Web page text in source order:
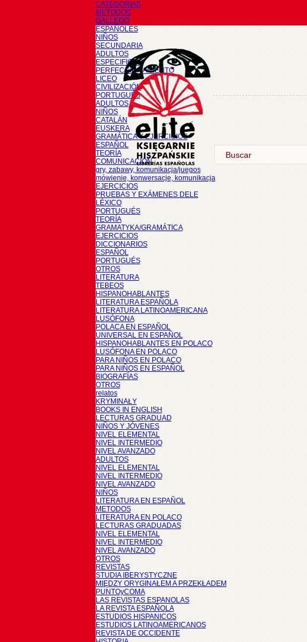
CATEGORÍAS
METODOS
GALLEGO
ESPAÑOLES
NIÑOS
SECUNDARIA
ADULTOS
ESPECIFICOS
PERFECCIONAMIENTO
LICEO
CIVILIZACIÓN
PORTUGUÉS
ADULTOS
NIÑOS
CATALÁN
EUSKERA
GRAMÁTICA Y EJERCICIOS
ESPAÑOL
TEORÍA
COMUNICACIÓN
gry, zabawy, komunikacja/juegos
mówienie, konwersacje, komunikacja
EJERCICIOS
PRUEBAS Y EXÁMENES DELE
LÉXICO
PORTUGUÉS
TEORÍA
GRAMATYKA/GRAMÁTICA
EJERCICIOS
DICCIONARIOS
ESPAÑOL
PORTUGUÉS
OTROS
LITERATURA
TEBEOS
HISPANOHABLANTES
LITERATURA ESPAÑOLA
LITERATURA LATINOAMERICANA
LUSÓFONA
POLACA EN ESPAÑOL
UNIVERSAL EN ESPAÑOL
HISPANOHABLANTES EN POLACO
LUSÓFONA EN POLACO
PARA NIÑOS EN POLACO
PARA NIÑOS EN ESPAÑOL
BIOGRAFÍAS
OTROS
relatos
KRYMINAŁY
BOOKS IN ENGLISH
LECTURAS GRADUAD
NIÑOS Y JÓVENES
NIVEL ELEMENTAL
NIVEL INTERMEDIO
NIVEL AVANZADO
ADULTOS
NIVEL ELEMENTAL
NIVEL INTERMEDIO
NIVEL AVANZADO
NIÑOS
LITERATURA EN ESPAÑOL
METODOS
LITERATURA EN POLACO
LECTURAS GRADUADAS
NIVEL ELEMENTAL
NIVEL INTERMEDIO
NIVEL AVANZADO
OTROS
REVISTAS
STUDIA IBERYSTYCZNE
MIĘDZY ORYGINAŁEM A PRZEKŁADEM
PUNTOyCOMA
LAS REVISTAS ESPANOLAS
LA REVISTA ESPAÑOLA
ESTUDIOS HISPANICOS
ESTUDIOS LATINOAMERICANOS
REVISTA DE OCCIDENTE